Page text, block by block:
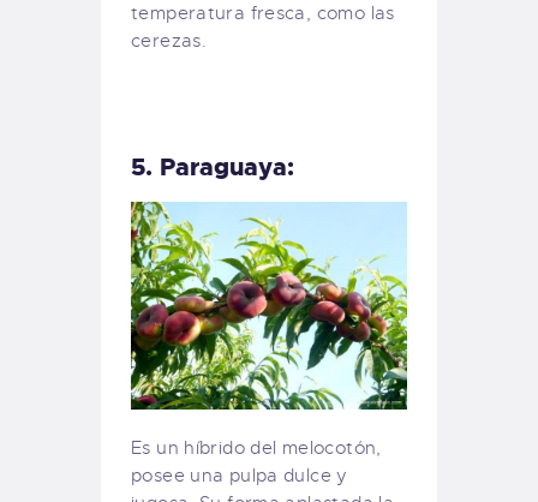
temperatura fresca, como las
cerezas.
5. Paraguaya:
Es un híbrido del melocotón,
posee una pulpa dulce y